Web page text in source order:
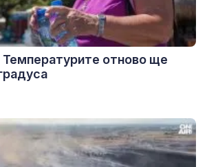
Температурите отново ще